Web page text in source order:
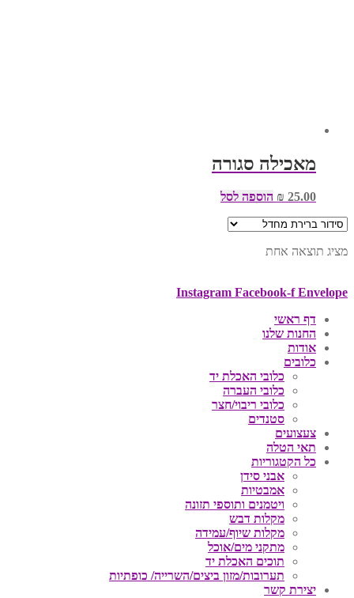
מאכילה סגורה
₪ 25.00 הוספה לסל
מציג תוצאה אחת
Instagram Facebook-f Envelope
דף ראשי
החנות שלנו
אודות
כלובים
כלובי האכלת יד
כלובי העברה
כלובי ריבוי/חצר
סטנדים
צעצועים
תאי הטלה
כל הקטגוריות
אבני סידן
אמבטיות
ויטמנים ותוספי תזונה
מקלות דבש
מקלות שיוף/עמידה
מתקני מים/אוכל
תוכים האכלת יד
תערובות/מזון ביצים/השרייה/ כופתיות
יצירת קשר